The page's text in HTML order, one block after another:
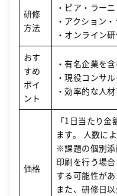
研修
方法
・ピア・ラー
・アクション
・オンライン
おす
すめ
ポイ
ント
・有名企業を
・現役コンサ
・効率的な人
価格
「1日当たり
ます。 人数に
※課題の個別添
印刷を行う場
する可能性があ
また、研修日